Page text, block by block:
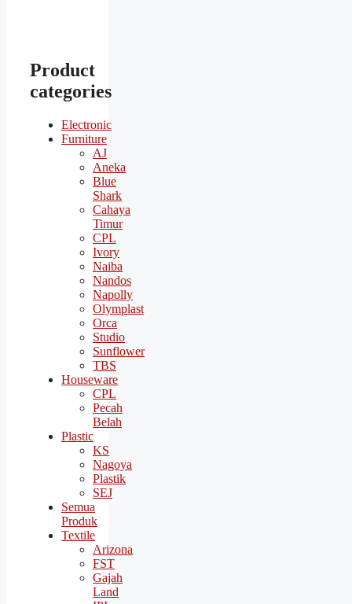
Product
categories
Electronic
Furniture
AJ
Aneka
Blue
Shark
Cahaya
Timur
CPL
Ivory
Naiba
Nandos
Napolly
Olymplast
Orca
Studio
Sunflower
TBS
Houseware
CPL
Pecah
Belah
Plastic
KS
Nagoya
Plastik
SEJ
Semua
Produk
Textile
Arizona
FST
Gajah
Land